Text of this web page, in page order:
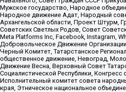
Мужское государство, Народное
Народное движение Адат, Народный
Архангельской области, Проект Штурм,
Советских Светлых Родов, Совет
Meta Platforms Inc, Facebook, Instagram,
Добровольческое Движение
Черный Комитет, Татарстанское
общественное движение, Невоград,
Движение Весна, Верховный Совет
Социалистической Республики,
Исполнительный комитет совета
края, Этническое национальное